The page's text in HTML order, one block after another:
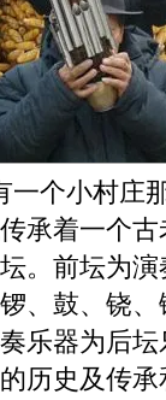
个小村庄
传承着一个
。前坛为
、鼓、铙
乐器为后
历史及传